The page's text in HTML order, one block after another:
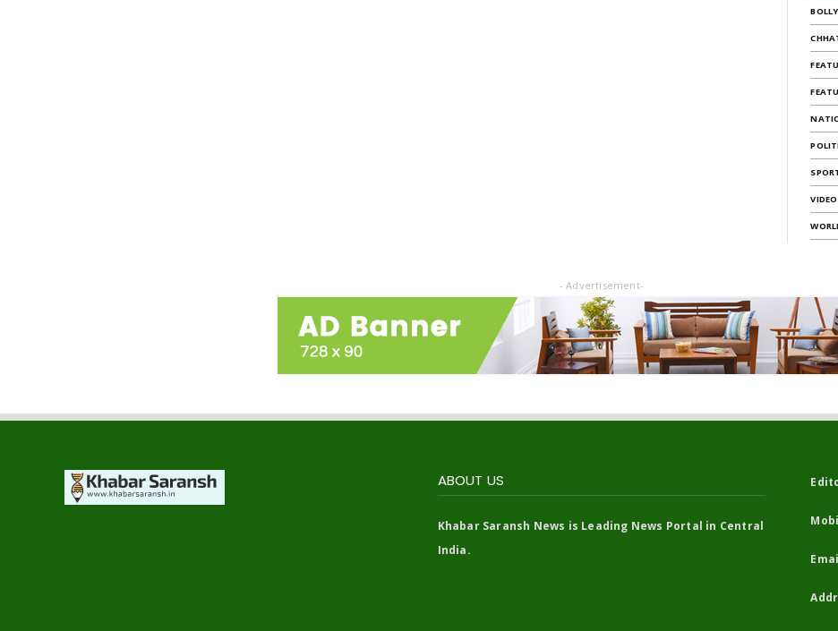
VIDEO
- Advertisement-
ABOUT US
Khabar Saransh News is Leading News Portal in Central
India.